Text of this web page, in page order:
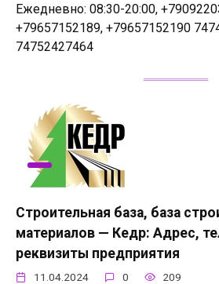
Ежедневно: 08:30-20:00,
+79657152189, +79657152190
74752427464
Строительная база, база
материалов — Кедр: Адрес,
реквизиты предприятия
11.04.2024 0 209